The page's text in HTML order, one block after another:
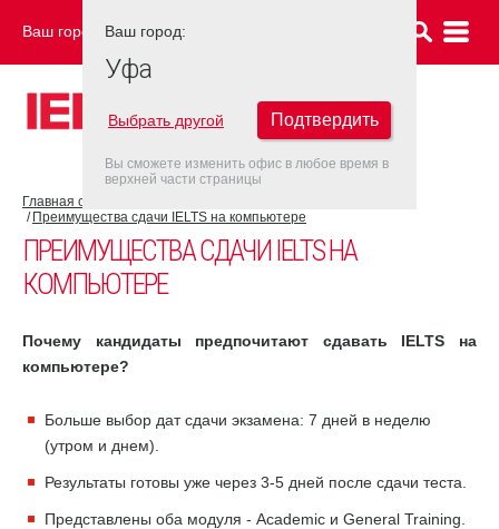
Ваш город: УФА
Главная страница
Преимущества сдачи IELTS на компьютере
ПРЕИМУЩЕСТВА СДАЧИ IELTS НА
КОМПЬЮТЕРЕ
Почему кандидаты предпочитают сдавать IELTS на
компьютере?
Больше выбор дат сдачи экзамена: 7 дней в неделю
(утром и днем).
Результаты готовы уже через 3-5 дней после сдачи теста.
Представлены оба модуля - Academiс и General Training.
Ваш город:
Уфа
Выбрать другой Подтвердить
Вы сможете изменить офис в любое время в
верхней части страницы